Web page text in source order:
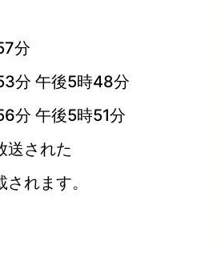
分
分 午後5時48分
分 午後5時51分
された
れます。